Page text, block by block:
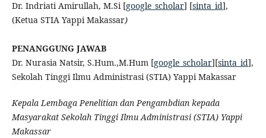
Dr. Indriati Amirullah, M.Si [google_scholar] [sinta_id],
(Ketua STIA Yappi Makassar)
PENANGGUNG JAWAB
Dr. Nurasia Natsir, S.Hum.,M.Hum [google_scholar][sinta_id],
Sekolah Tinggi Ilmu Administrasi (STIA) Yappi Makassar
Kepala Lembaga Penelitian dan Pengambdian kepada
Masyarakat Sekolah Tinggi Ilmu Administrasi (STIA) Yappi
Makassar